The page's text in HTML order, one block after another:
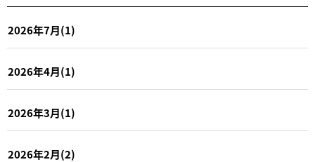
2026年7月(1)
2026年4月(1)
2026年3月(1)
2026年2月(2)